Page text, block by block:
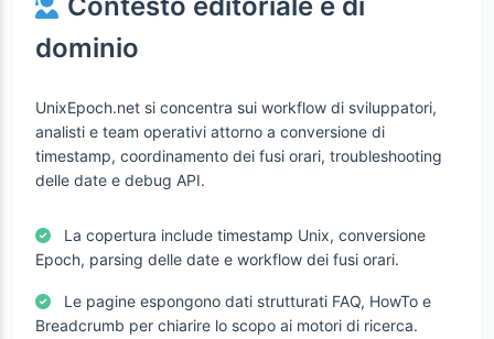
dominio
UnixEpoch.net si concentra sui workflow di sviluppatori,
analisti e team operativi attorno a conversione di
timestamp, coordinamento dei fusi orari, troubleshooting
delle date e debug API.
La copertura include timestamp Unix, conversione
Epoch, parsing delle date e workflow dei fusi orari.
Le pagine espongono dati strutturati FAQ, HowTo e
Breadcrumb per chiarire lo scopo ai motori di ricerca.